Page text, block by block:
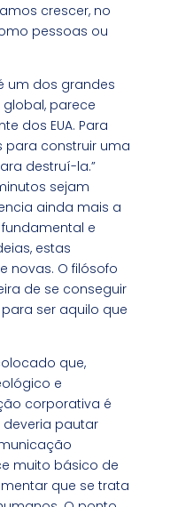
crescer, no
pessoas ou
um dos grandes
parece
dos EUA. Para
para construir uma
destruí-la.”
sejam
ainda mais a
e
estas
novas. O filósofo
de se conseguir
ser aquilo que
que,
e
corporativa é
pautar
muito básico de
que se trata